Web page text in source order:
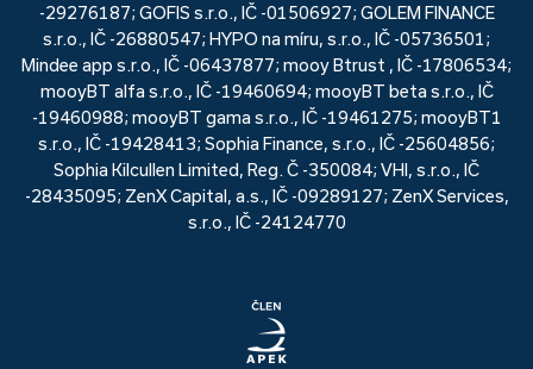
-29276187; GOFIS s.r.o., IČ -01506927; GOLEM FINANCE
s.r.o., IČ -26880547; HYPO na míru, s.r.o., IČ -05736501;
Mindee app s.r.o., IČ -06437877; mooy Btrust , IČ -17806534;
mooyBT alfa s.r.o., IČ -19460694; mooyBT beta s.r.o., IČ
-19460988; mooyBT gama s.r.o., IČ -19461275; mooyBT1
s.r.o., IČ -19428413; Sophia Finance, s.r.o., IČ -25604856;
Sophia Kilcullen Limited, Reg. Č -350084; VHI, s.r.o., IČ
-28435095; ZenX Capital, a.s., IČ -09289127; ZenX Services,
s.r.o., IČ -24124770